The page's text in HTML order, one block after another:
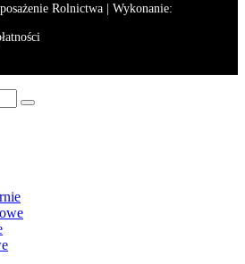
Rolnictwa | Wykonanie: